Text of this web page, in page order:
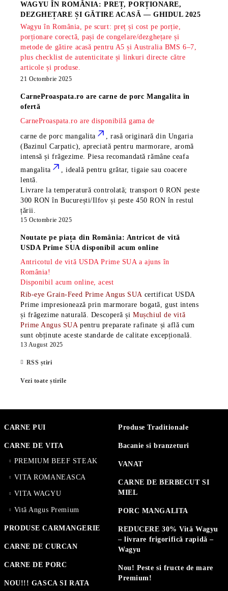
WAGYU ÎN ROMÂNIA: PREȚ, PORȚIONARE,
DEZGHEȚARE ȘI GĂTIRE ACASĂ — GHIDUL 2025
Wagyu în România, pe scurt: preț și cost pe porție,
porționare corectă, pași de congelare/dezghețare și
metode de gătire acasă pentru A5 și Australia BMS 6–7,
plus checklist de autenticitate și linkuri directe către
articole și produse.
21 Octombrie 2025
CarneProaspata.ro arecarne de porc Mangalita în
ofertă
CarneProaspata.ro are disponibilă gama de
carne de porc mangalita
, rasă originară din Ungaria
(Bazinul Carpatic), apreciată pentru marmorare, aromă
intensă și frăgezime. Piesa recomandată rămâneceafa
mangalita
, ideală pentru grătar, tigaie sau coacere
lentă.
Livrare la temperatură controlată; transport 0 RON peste
300 RON în București/Ilfov și peste 450 RON în restul
țării.
15 Octombrie 2025
Noutate pe piața din România: Antricot de vită
USDA Prime SUA disponibil acum online
Antricotul de vită USDA Prime SUA a ajuns în
România!
Disponibil acum online, acest
Rib-eye Grain-Feed Prime Angus SUA certificat USDA
Prime impresionează prin marmorare bogată, gust intens
și frăgezime naturală. Descoperă șiMușchiul de vită
Prime Angus SUA pentru preparate rafinate și află cum
sunt obținute aceste standarde de calitate excepțională.
13 August 2025
RSS știri
Vezi toate știrile
CARNE PUI
CARNE DE VITA
PREMIUM BEEF STEAK
VITA ROMANEASCA
VITA WAGYU
Vită Angus Premium
PRODUSE CARMANGERIE
CARNE DE CURCAN
CARNE DE PORC
NOU!!! GASCA SI RATA
Produse Traditionale
Bacanie si branzeturi
VANAT
CARNE DE BERBECUT SI
MIEL
PORC MANGALITA
REDUCERE 30% Vită Wagyu
– livrare frigorifică rapidă –
Wagyu
Nou! Peste si fructe de mare
Premium!